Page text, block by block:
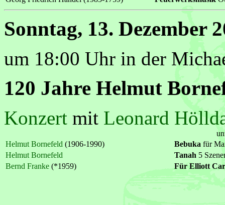
Sonntag, 13. Dezember
um 18:00 Uhr in der
120 Jahre Helmut
Konzert mit Leonard
Helmut Bornefeld (1906-1990) Bebuka für
Helmut Bornefeld
Tanah 5
Bernd Franke (*1959) Für Elliott